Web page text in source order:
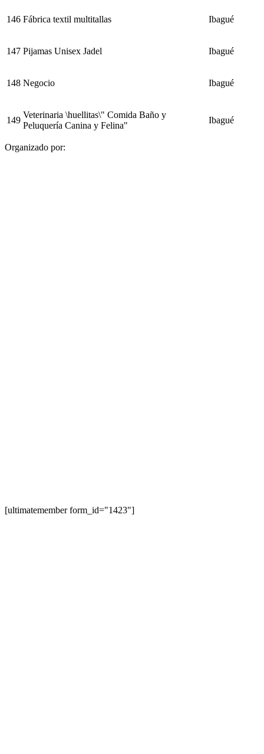
146 Fábrica textil multitallas Ibagué
147 Pijamas Unisex Jadel Ibagué
148 Negocio Ibagué
149
Veterinaria \huellitas\" Comida Baño y
Peluquería Canina y Felina"
Ibagué
Organizado por:
[ultimatemember form_id="1423"]